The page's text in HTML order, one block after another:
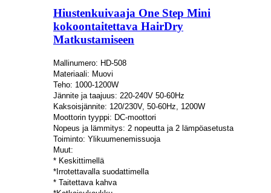
Hiustenkuivaaja One Step Mini
kokoontaitettava HairDry
Matkustamiseen
Mallinumero: HD-508
Materiaali: Muovi
Teho: 1000-1200W
Jännite ja taajuus: 220-240V 50-60Hz
Kaksoisjännite: 120/230V, 50-60Hz, 1200W
Moottorin tyyppi: DC-moottori
Nopeus ja lämmitys: 2 nopeutta ja 2 lämpöasetusta
Toiminto: Ylikuumenemissuoja
Muut:
* Keskittimellä
*Irrotettavalla suodattimella
* Taitettava kahva